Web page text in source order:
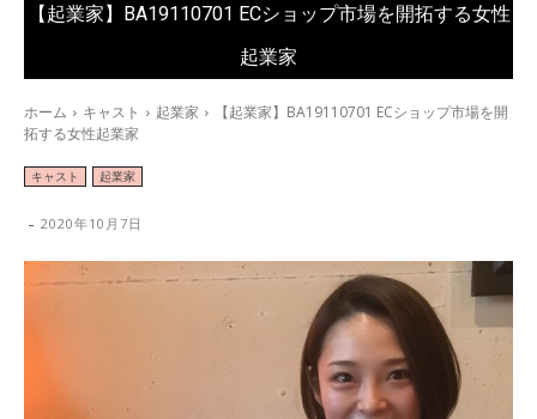
【起業家】BA19110701 ECショップ市場を開拓する女性
起業家
ホーム キャスト 起業家
【起業家】BA19110701 ECショップ市場を開
拓する女性起業家
キャスト 起業家
- 2020年10月7日